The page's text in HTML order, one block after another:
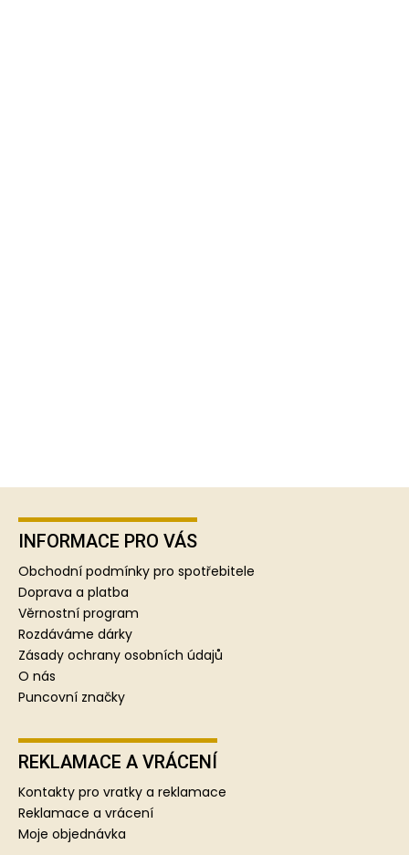
Z
INFORMACE PRO VÁS
Obchodní podmínky pro spotřebitele
Doprava a platba
Věrnostní program
Rozdáváme dárky
Zásady ochrany osobních údajů
O nás
Puncovní značky
REKLAMACE A VRÁCENÍ
Kontakty pro vratky a reklamace
Reklamace a vrácení
Moje objednávka